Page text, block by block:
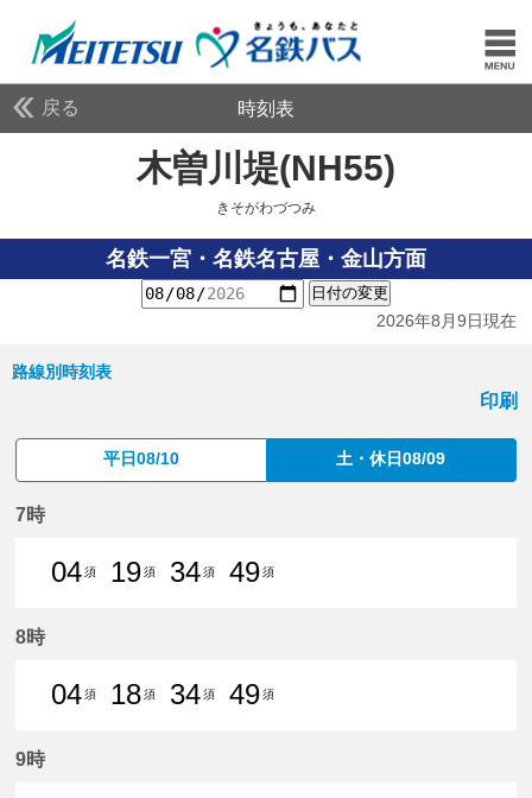
戻る 時刻表
木曽川堤(NH55)
きそがわづつみ
名鉄一宮・名鉄名古屋・金山方面
日付の変更
2026年8月9日現在
路線別時刻表
印刷
平日08/10 土・休日08/09
7時
04須
19須
34須
49須
8時
04須
18須
34須
49須
9時